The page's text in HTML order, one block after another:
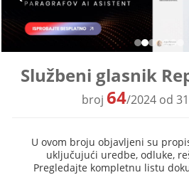
Službeni glasnik
broj64/2024 od
U ovom broju objavljeni su
uključujući uredbe, odluke,
Pregledajte kompletnu listu